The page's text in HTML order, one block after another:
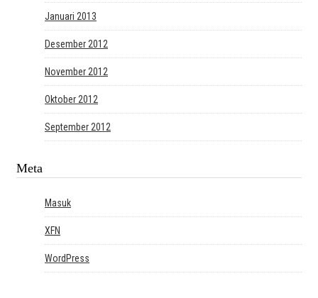
Januari 2013
Desember 2012
November 2012
Oktober 2012
September 2012
Meta
Masuk
XFN
WordPress